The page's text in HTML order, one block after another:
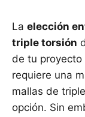
La elección
triple torsión
de tu proyecto
requiere una
mallas de
opción. Sin